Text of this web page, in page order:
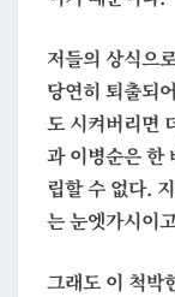
저들의 상식으
당연히 퇴출되
도 시켜버리면
과 이병순은 한
립할 수 없다.
는 눈엣가시이
그래도 이 척박